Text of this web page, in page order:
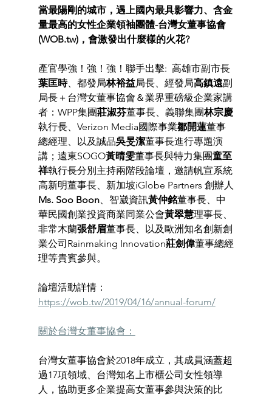
當最陽剛的城市，遇上國內最具影響力、含金
量最高的女性企業領袖團體-台灣女董事協會
(WOB.tw)，會激發出什麼樣的火花?
產官學強！強！強！聯手出擊:  高雄市副市長
葉匡時、都發局林裕益局長、經發局高鎮遠副
局長＋台灣女董事協會＆業界重磅級企業家講
者：WPP集團莊淑芬董事長、義聯集團林宗慶
執行長、Verizon Media國際事業鄒開蓮董事
總經理、以及誠品吳旻潔董事長進行專題演
講；遠東SOGO黃晴雯董事長與特力集團童至
祥執行長分別主持兩階段論壇，邀請帆宣系統
高新明董事長、新加坡iGlobe Partners 創辦人
Ms. Soo Boon、智崴資訊黃仲銘董事長、中
華民國創業投資商業同業公會黃翠慧理事長、
非常木蘭張舒眉董事長、以及歐洲知名創新創
業公司Rainmaking Innovation莊劍偉董事總經
理等貴賓參與。
論壇活動詳情：
https://wob.tw/2019/04/16/annual-forum/
關於台灣女董事協會：
台灣女董事協會於2018年成立，其成員涵蓋超
過17項領域、台灣知名上市櫃公司女性領導
人，協助更多企業提高女董事參與決策的比